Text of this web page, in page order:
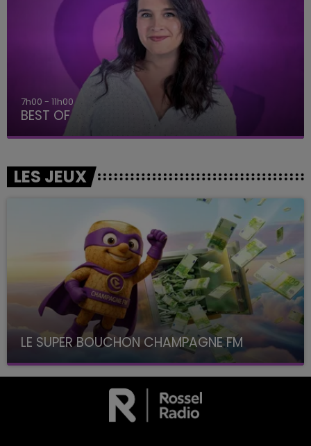
7h00 - 11h00
BEST OF
LES JEUX
LE SUPER BOUCHON CHAMPAGNE FM
avec La Famille Champagne FM, à 8H10